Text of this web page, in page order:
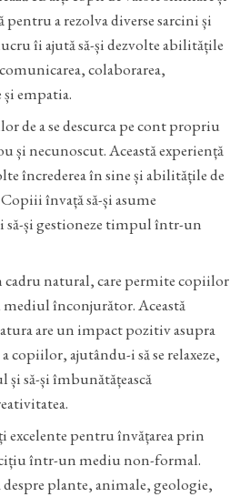
pentru a rezolva diverse sarcini și
îi ajută să-și dezvolte abilitățile
colaborarea,
empatia.
de a se descurca pe cont propriu
și necunoscut. Această experiență
încrederea în sine și abilitățile de
învață să-și asume
să-și gestioneze timpul într-un
natural, care permite copiilor
mediul înconjurător. Această
are un impact pozitiv asupra
copiilor, ajutându-i să se relaxeze,
și să-și îmbunătățească
pentru învățarea prin
într-un mediu non-formal.
plante, animale, geologie,